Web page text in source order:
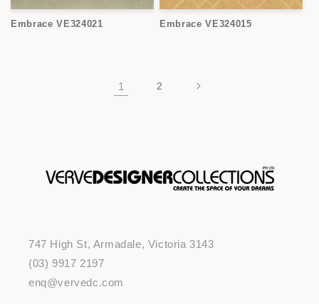
Embrace VE324021 Embrace VE324015
1 2
747 High St, Armadale, Victoria 3143
(03) 9917 2197
enq@vervedc.com